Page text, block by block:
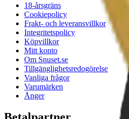
18-årsgräns
Cookiepolicy
Frakt- och leveransvillkor
Integritetspolicy
Köpvillkor
Mitt konto
Om Snuset.se
Tillgänglighetsredogörelse
Vanliga frågor
Varumärken
Ånger